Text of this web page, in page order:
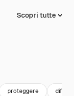
Scopri tutte
proteggere difesa